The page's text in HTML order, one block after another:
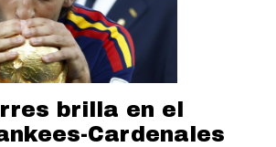
brilla en el
Cardenales